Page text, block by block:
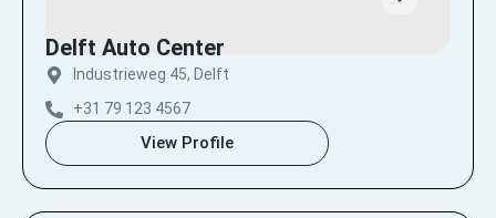
Delft Auto Center
Industrieweg 45, Delft
+31 79 123 4567
View Profile